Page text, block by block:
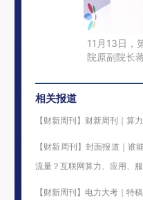
11月13日，
院原副院长
相关报道
【财新周刊】财新周刊｜算
【财新周刊】封面报道｜谁
流量？互联网算力、应用、
【财新周刊】电力大考｜特